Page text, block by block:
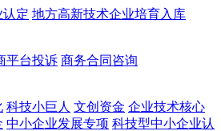
认定 地方高新技术企业培育入库
平台投诉 商务合同咨询
科技小巨人 文创资金 企业技术核心
中小企业发展专项 科技型中小企业认